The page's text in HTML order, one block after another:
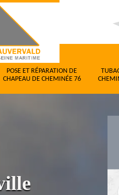
POSE ET RÉPARATION DE
CHAPEAU DE CHEMINÉE 76